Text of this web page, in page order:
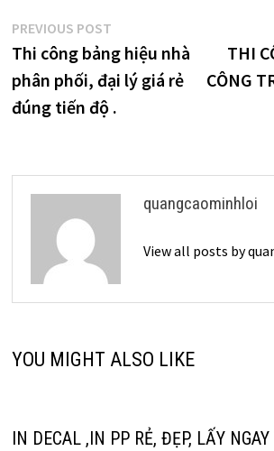
Điều
hướng
bài
PREVIOUS POSTPrevious
post:
Thi công bảng hiệu nhà
phân phối, đại lý giá rẻ
đúng tiến độ .
THI
CÔNG
quangcaominhloi
View all posts by
YOU MIGHT ALSO LIKE
IN DECAL ,IN PP RẺ, ĐẸP, LẤY